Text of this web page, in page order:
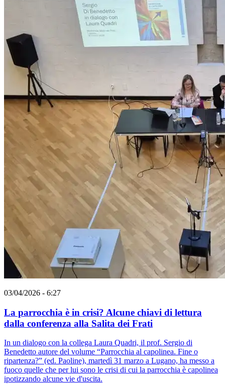
03/04/2026 - 6:27
La parrocchia è in crisi? Alcune chiavi di lettura
dalla conferenza alla Salita dei Frati
In un dialogo con la collega Laura Quadri, il prof. Sergio di
Benedetto autore del volume “Parrocchia al capolinea. Fine o
ripartenza?” (ed. Paoline), martedì 31 marzo a Lugano, ha messo a
fuoco quelle che per lui sono le crisi di cui la parrocchia è capolinea
ipotizzando alcune vie d'uscita.